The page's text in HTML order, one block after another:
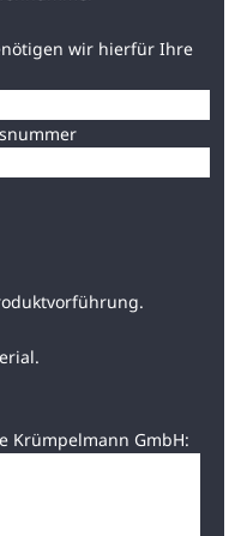
wir hierfür Ihre
Krümpelmann GmbH: